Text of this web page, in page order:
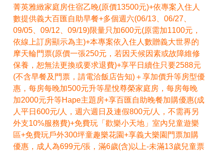
菁英雅緻家庭房住宿乙晚(原價13500元)+依專案入住人
數提供義大百匯自助早餐+多個週六(06/13、06/27、
09/05、09/12、09/19)限量只加600元(原需加1100元，
依線上訂房顯示為主)+本專案依入住人數贈義大世界的
摩天輪門票(原價一張250元，若因天候因素或故障維修
保養，恕無法更換或要求退費)+享平日續住只要2588元
(不含早餐及門票，請電洽飯店告知)＋享加價升等房型優
惠，每房每晚加500元升等星悅尊榮家庭房，每房每晚
加2000元升等Hape主題房+享百匯自助晚餐加購優惠(成
人平日600元/人，週六週日及連假800元/人，不需再另
外支10%服務費)+免費玩「歡樂小天地」室內兒童遊樂
區+免費玩戶外300坪童趣樂花園+享義大樂園門票加購
優惠，成人為699元/張，滿6歲(含)以上-未滿13歲兒童票